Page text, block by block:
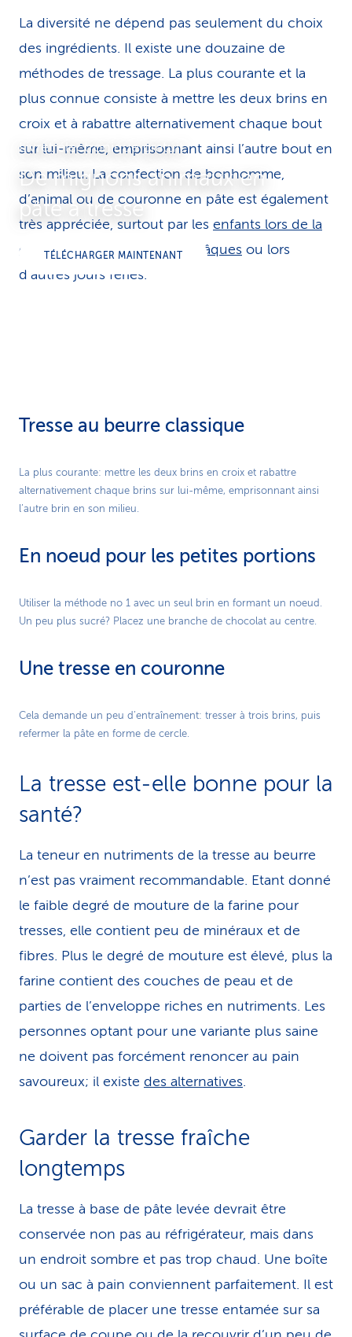
La diversité ne dépend pas seulement du choix
des ingrédients. Il existe une douzaine de
méthodes de tressage. La plus courante et la
plus connue consiste à mettre les deux brins en
croix et à rabattre alternativement chaque bout
sur lui-même, emprisonnant ainsi l’autre bout en
son milieu. La confection de bonhomme,
d’animal ou de couronne en pâte est également
très appréciée, surtout par les enfants lors de la
confection de pâtisseries à Pâques ou lors
d’autres jours fériés.
Livret électronique gratuit
De mignons ani­maux en
pâte à tresse
TÉLÉCHARGER MAINTENANT
Tresse au beurre classique
Play
La plus courante: mettre les deux brins en croix et rabattre
alternativement chaque brins sur lui-même, emprisonnant ainsi
l’autre brin en son milieu.
En noeud pour les petites portions
Play
Utiliser la méthode no 1 avec un seul brin en formant un noeud.
Un peu plus sucré? Placez une branche de chocolat au centre.
Une tresse en couronne
Play
Cela demande un peu d’entraînement: tresser à trois brins, puis
refermer la pâte en forme de cercle.
La tresse est-elle bonne pour la
santé?
La teneur en nutriments de la tresse au beurre
n’est pas vraiment recommandable. Etant donné
le faible degré de mouture de la farine pour
tresses, elle contient peu de minéraux et de
fibres. Plus le degré de mouture est élevé, plus la
farine contient des couches de peau et de
parties de l’enveloppe riches en nutriments. Les
personnes optant pour une variante plus saine
ne doivent pas forcément renoncer au pain
savoureux; il existe des alternatives.
Garder la tresse fraîche
longtemps
La tresse à base de pâte levée devrait être
conservée non pas au réfrigérateur, mais dans
un endroit sombre et pas trop chaud. Une boîte
ou un sac à pain conviennent parfaitement. Il est
préférable de placer une tresse entamée sur sa